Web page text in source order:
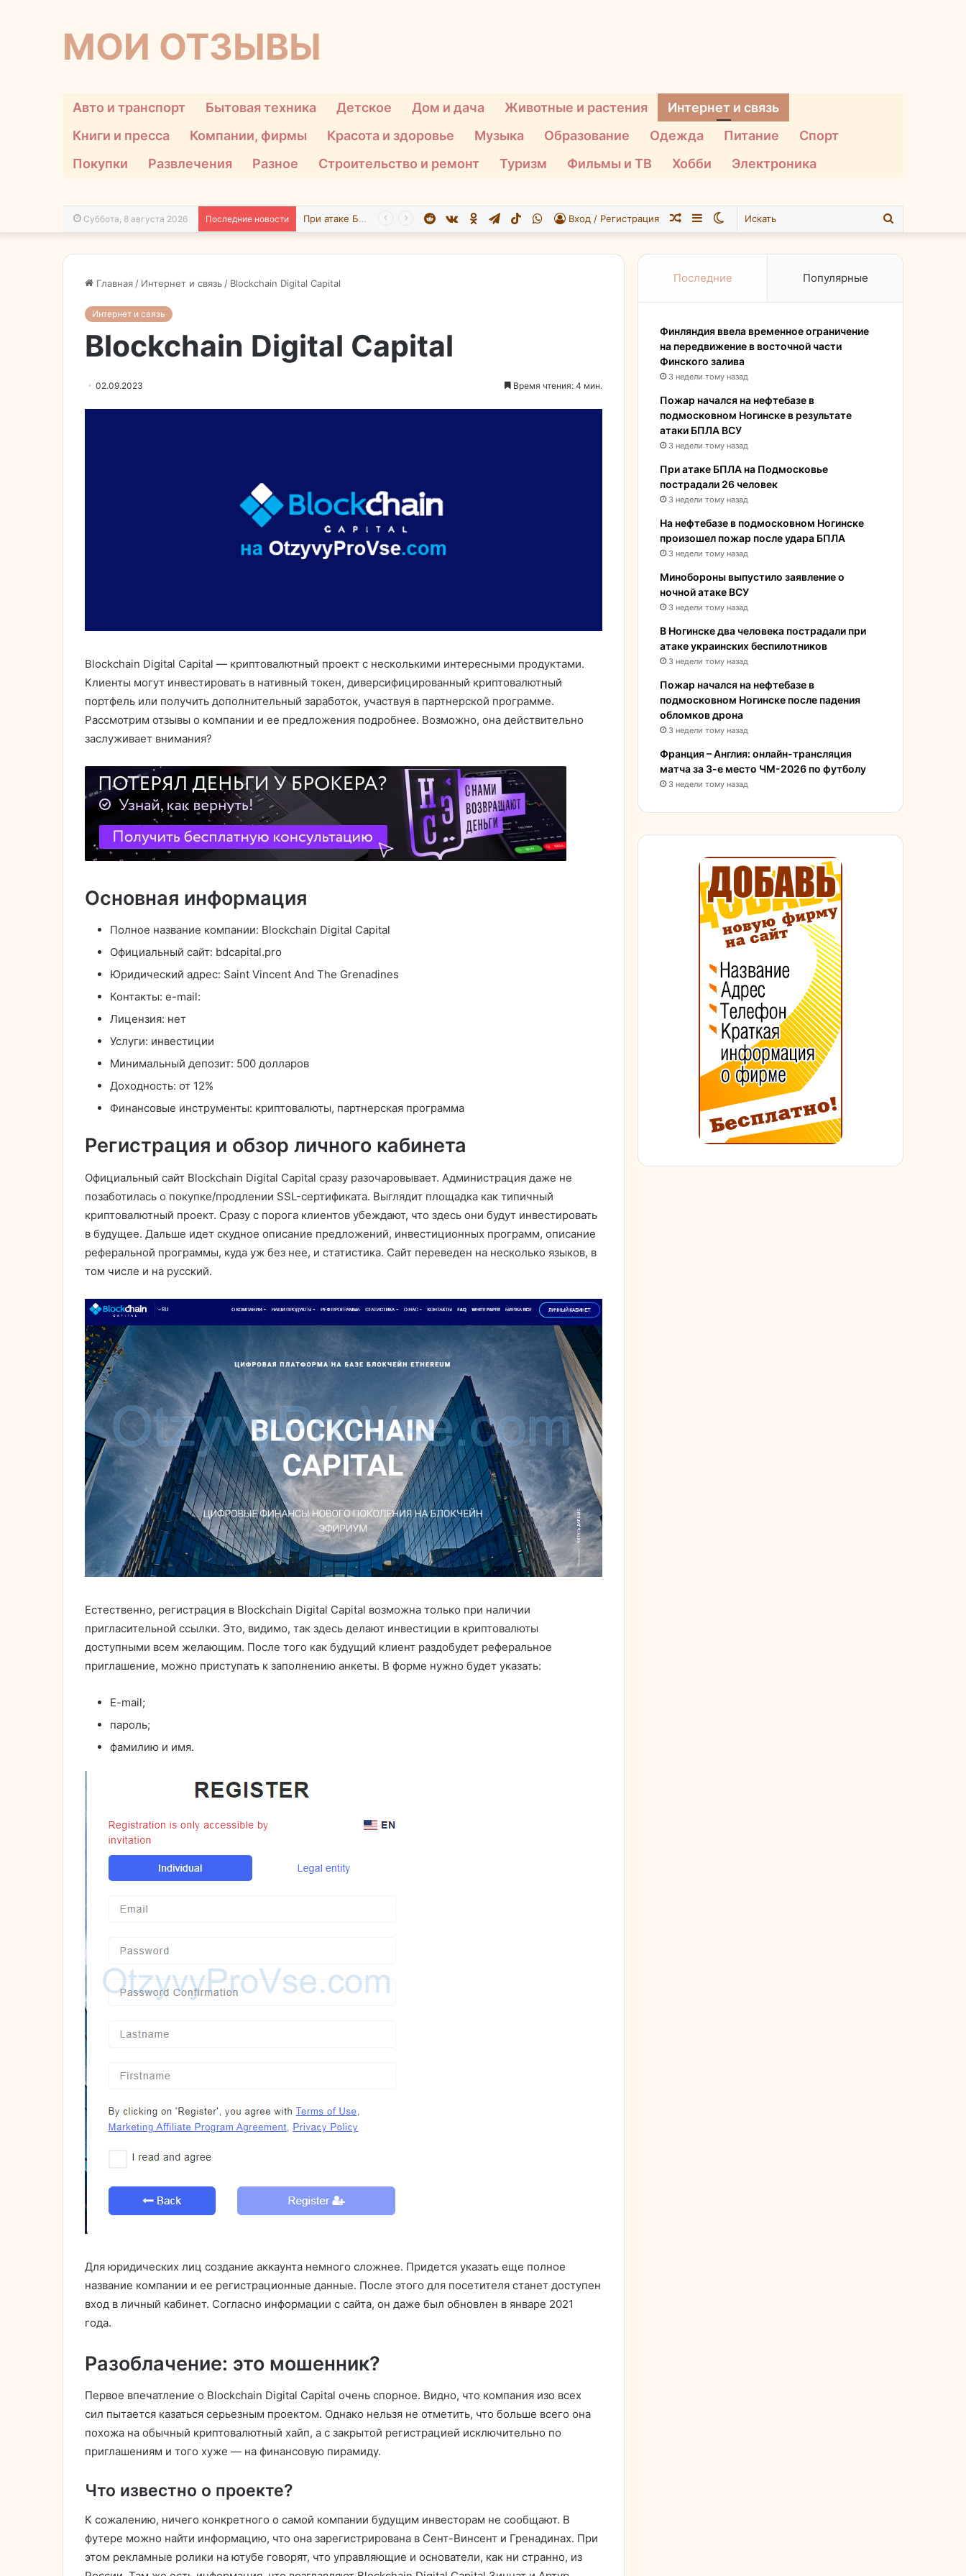
МОИ ОТЗЫВЫ
Авто и транспорт Бытовая техника Детское Дом и дача Животные и растения
Интернет и связь
Книги и пресса
Компании, фирмы Красота и здоровье Музыка Образование Одежда Питание
Спорт
Покупки
Развлечения Разное Строительство и ремонт Туризм Фильмы и ТВ Хобби Электроника
Суббота, 8 августа 2026 Последние новости При атаке БПЛА на Подмосковье пострадали 26 человек Искать
Switch
Sidebar
Случайная
Вход / Регистрация
WhatsApp
TikTok
Telegram
Одноклассники
vk.com
Reddit
Главная / Интернет и связь / Blockchain Digital Capital
Интернет и связь
Blockchain Digital Capital
02.09.2023 Время чтения: 4 мин.
Blockchain Digital Capital — криптовалютный проект с несколькими интересными продуктами.
Клиенты могут инвестировать в нативный токен, диверсифицированный криптовалютный
портфель или получить дополнительный заработок, участвуя в партнерской программе.
Рассмотрим отзывы о компании и ее предложения подробнее. Возможно, она действительно
заслуживает внимания?
Основная информация
Полное название компании: Blockchain Digital Capital
Официальный сайт: bdcapital.pro
Юридический адрес: Saint Vincent And The Grenadines
Контакты: e-mail:
Лицензия: нет
Услуги: инвестиции
Минимальный депозит: 500 долларов
Доходность: от 12%
Финансовые инструменты: криптовалюты, партнерская программа
Регистрация и обзор личного кабинета
Официальный сайт Blockchain Digital Capital сразу разочаровывает. Администрация даже не
позаботилась о покупке/продлении SSL-сертификата. Выглядит площадка как типичный
криптовалютный проект. Сразу с порога клиентов убеждают, что здесь они будут инвестировать
в будущее. Дальше идет скудное описание предложений, инвестиционных программ, описание
реферальной программы, куда уж без нее, и статистика. Сайт переведен на несколько языков, в
том числе и на русский.
Естественно, регистрация в Blockchain Digital Capital возможна только при наличии
пригласительной ссылки. Это, видимо, так здесь делают инвестиции в криптовалюты
доступными всем желающим. После того как будущий клиент раздобудет реферальное
приглашение, можно приступать к заполнению анкеты. В форме нужно будет указать:
E-mail;
пароль;
фамилию и имя.
Для юридических лиц создание аккаунта немного сложнее. Придется указать еще полное
название компании и ее регистрационные данные. После этого для посетителя станет доступен
вход в личный кабинет. Согласно информации с сайта, он даже был обновлен в январе 2021
года.
Разоблачение: это мошенник?
Первое впечатление о Blockchain Digital Capital очень спорное. Видно, что компания изо всех
сил пытается казаться серьезным проектом. Однако нельзя не отметить, что больше всего она
похожа на обычный криптовалютный хайп, а с закрытой регистрацией исключительно по
приглашениям и того хуже — на финансовую пирамиду.
Что известно о проекте?
К сожалению, ничего конкретного о самой компании будущим инвесторам не сообщают. В
футере можно найти информацию, что она зарегистрирована в Сент-Винсент и Гренадинах. При
этом рекламные ролики на ютубе говорят, что управляющие и основатели, как ни странно, из
Последние Популярные
Финляндия ввела временное ограничение
на передвижение в восточной части
Финского залива
3 недели тому назад
Пожар начался на нефтебазе в
подмосковном Ногинске в результате
атаки БПЛА ВСУ
3 недели тому назад
При атаке БПЛА на Подмосковье
пострадали 26 человек
3 недели тому назад
На нефтебазе в подмосковном Ногинске
произошел пожар после удара БПЛА
3 недели тому назад
Минобороны выпустило заявление о
ночной атаке ВСУ
3 недели тому назад
В Ногинске два человека пострадали при
атаке украинских беспилотников
3 недели тому назад
Пожар начался на нефтебазе в
подмосковном Ногинске после падения
обломков дрона
3 недели тому назад
Франция – Англия: онлайн-трансляция
матча за 3-е место ЧМ-2026 по футболу
3 недели тому назад